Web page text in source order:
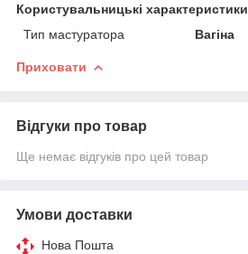
Користувальницькі характеристики
Тип мастуратора
Вагіна
Приховати
Відгуки про товар
Ще немає відгуків про цей товар
Умови доставки
Нова Пошта